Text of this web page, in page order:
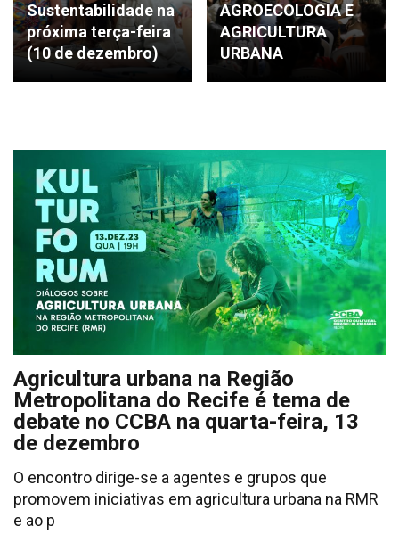
Sustentabilidade na
próxima terça-feira
(10 de dezembro)
AGROECOLOGIA E
AGRICULTURA
URBANA
Agricultura urbana na Região
Metropolitana do Recife é tema de
debate no CCBA na quarta-feira, 13
de dezembro
O encontro dirige-se a agentes e grupos que
promovem iniciativas em agricultura urbana na RMR
e ao p